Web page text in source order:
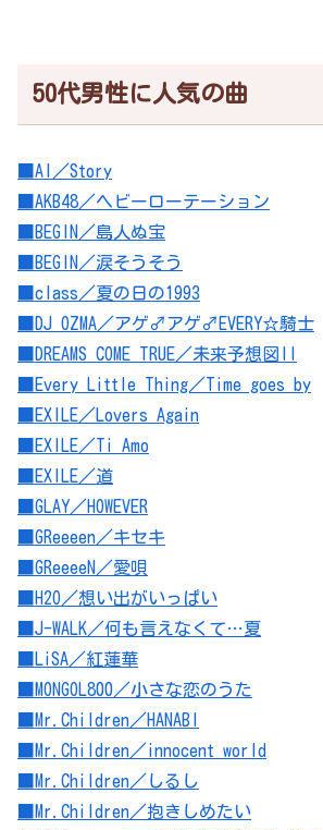
50代男性に人気の曲
■AI／Story
■AKB48／ヘビーローテーション
■BEGIN／島人ぬ宝
■BEGIN／涙そうそう
■class／夏の日の1993
■DJ OZMA／アゲ♂アゲ♂EVERY☆騎士
■DREAMS COME TRUE／未来予想図II
■Every Little Thing／Time goes by
■EXILE／Lovers Again
■EXILE／Ti Amo
■EXILE／道
■GLAY／HOWEVER
■GReeeen／キセキ
■GReeeeN／愛唄
■H2O／想い出がいっぱい
■J-WALK／何も言えなくて…夏
■LiSA／紅蓮華
■MONGOL800／小さな恋のうた
■Mr.Children／HANABI
■Mr.Children／innocent world
■Mr.Children／しるし
■Mr.Children／抱きしめたい